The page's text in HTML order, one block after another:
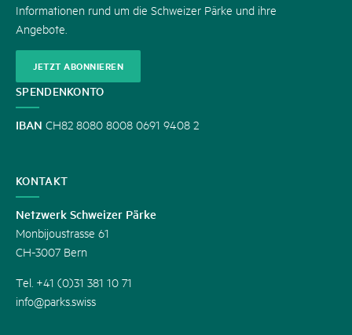
Informationen rund um die Schweizer Pärke und ihre
Angebote.
JETZT ABONNIEREN
SPENDENKONTO
IBAN CH82 8080 8008 0691 9408 2
KONTAKT
Netzwerk Schweizer Pärke
Monbijoustrasse 61
CH-3007 Bern
Tel. +41 (0)31 381 10 71
info@parks.swiss